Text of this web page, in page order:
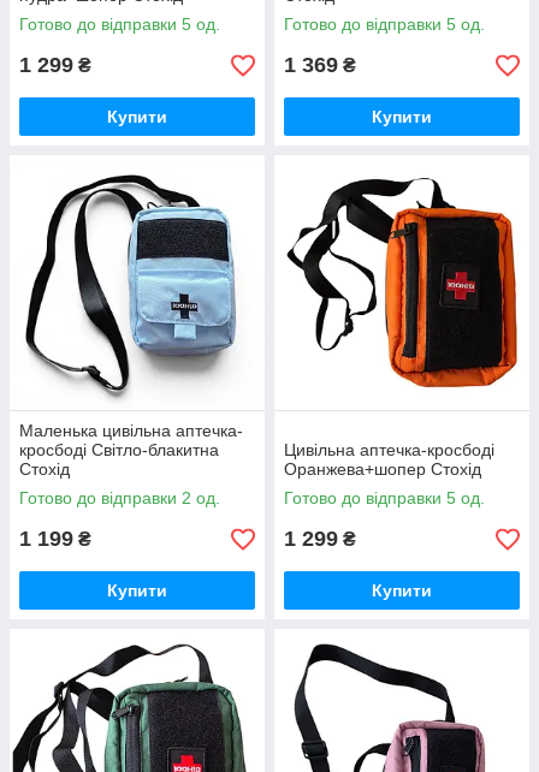
Готово до відправки 5 од.
1 299 ₴
Купити
Готово до відправки 5 од.
1 369 ₴
Купити
Маленька цивільна аптечка-
кросбоді Світло-блакитна
Стохід
Готово до відправки 2 од.
1 199 ₴
Купити
Цивільна аптечка-кросбоді
Оранжева+шопер Стохід
Готово до відправки 5 од.
1 299 ₴
Купити